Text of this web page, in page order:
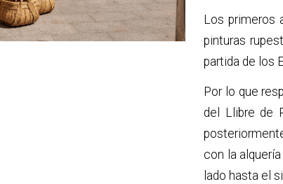
Los primeros
pinturas
partida de los
Por lo que
del Llibre de
con la
lado hasta el